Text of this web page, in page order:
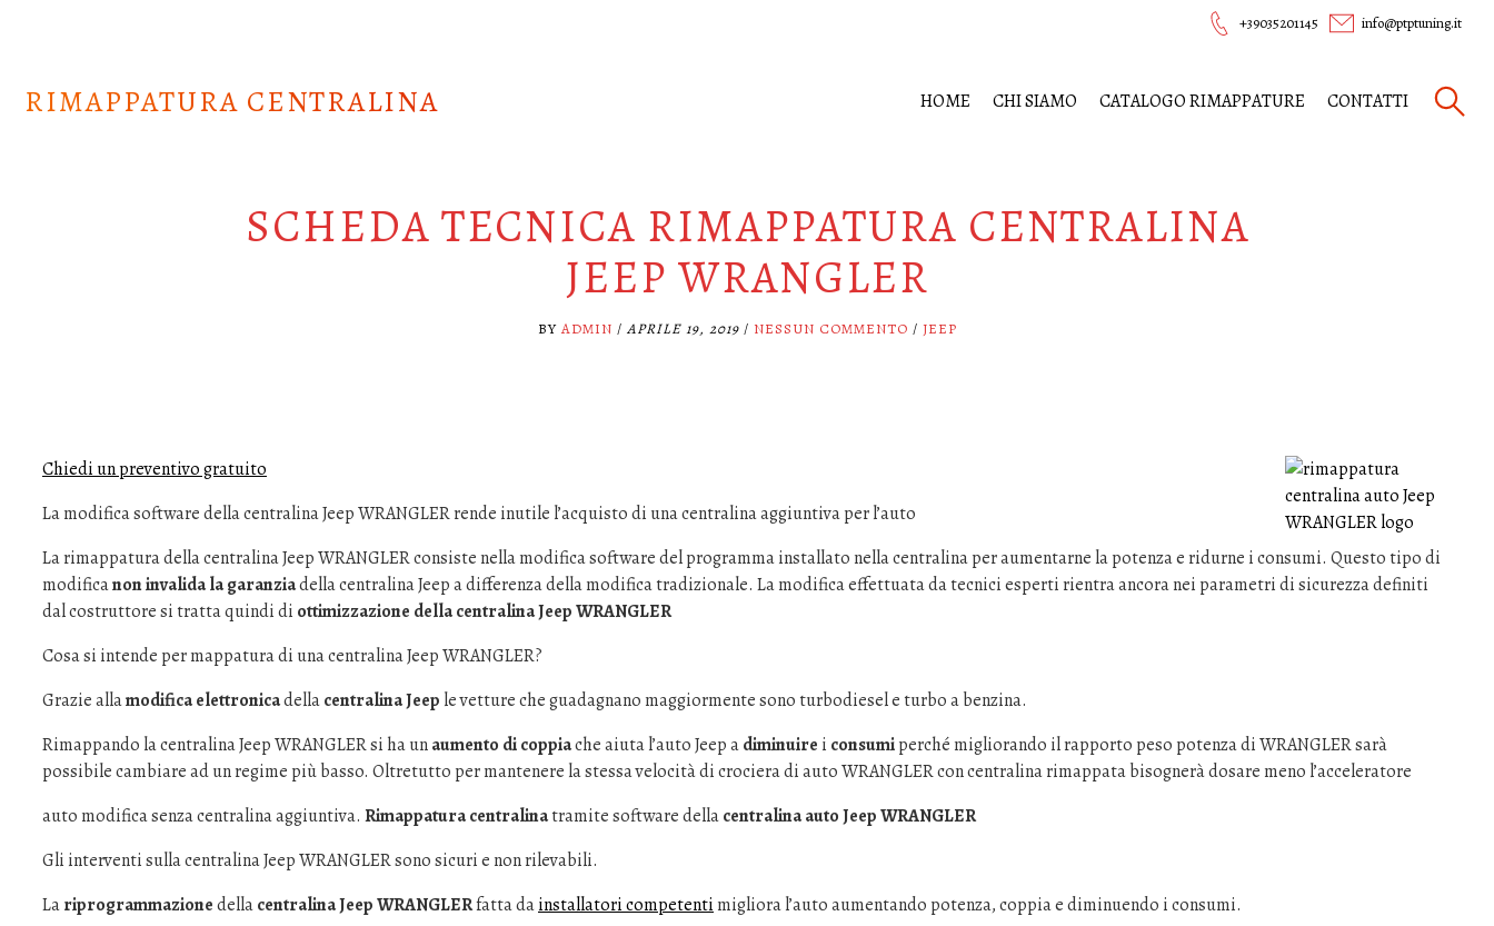
+39035201145 info@ptptuning.it
RIMAPPATURA CENTRALINA HOME CHI SIAMO CATALOGO RIMAPPATURE CONTATTI
SCHEDA TECNICA RIMAPPATURA CENTRALINA
JEEP WRANGLER
BY ADMIN / APRILE 19, 2019/ NESSUN COMMENTO / JEEP
Chiedi un preventivo gratuito
La modifica software della centralina Jeep WRANGLER rende inutile l’acquisto di una centralina aggiuntiva per l’auto
La rimappatura della centralina Jeep WRANGLER consiste nella modifica software del programma installato nella centralina per aumentarne la potenza e ridurne i consumi. Questo tipo di
modificanon invalida la garanziadella centralina Jeep a differenza della modifica tradizionale. La modifica effettuata da tecnici esperti rientra ancora nei parametri di sicurezza definiti
dal costruttore si tratta quindi di ottimizzazione della centralina Jeep WRANGLER
Cosa si intende per mappatura di una centralina Jeep WRANGLER?
Grazie allamodifica elettronicadellacentralina Jeep le vetture che guadagnano maggiormente sono turbodiesel e turbo a benzina.
Rimappando la centralina Jeep WRANGLER si ha unaumento di coppiache aiuta l’auto Jeep adiminuire i consumiperché migliorando il rapporto peso potenza di WRANGLER sarà
possibile cambiare ad un regime più basso. Oltretutto per mantenere la stessa velocità di crociera di auto WRANGLER con centralina rimappata bisognerà dosare meno l’acceleratore
auto modifica senza centralina aggiuntiva. Rimappatura centralinatramite software dellacentralina auto Jeep WRANGLER
Gli interventi sulla centralina Jeep WRANGLER sono sicuri e non rilevabili.
Lariprogrammazionedellacentralina Jeep WRANGLERfatta dainstallatori competenti migliora l’auto aumentando potenza, coppia e diminuendo i consumi.